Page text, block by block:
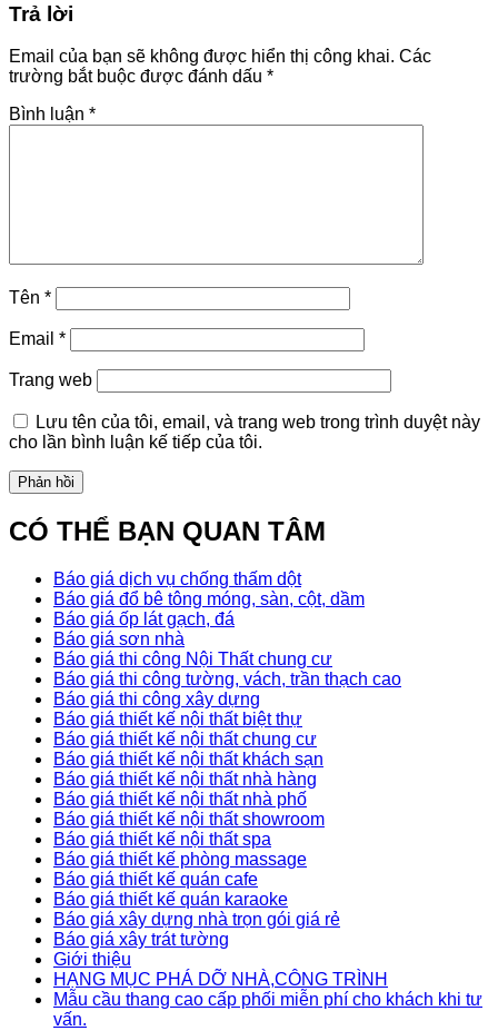
Trả lời
Email của bạn sẽ không được hiển thị công khai. Các
trường bắt buộc được đánh dấu *
Bình luận *
Tên *
Email *
Trang web
Lưu tên của tôi, email, và trang web trong trình duyệt này
cho lần bình luận kế tiếp của tôi.
CÓ THỂ BẠN QUAN TÂM
Báo giá dịch vụ chống thấm dột
Báo giá đổ bê tông móng, sàn, cột, dầm
Báo giá ốp lát gạch, đá
Báo giá sơn nhà
Báo giá thi công Nội Thất chung cư
Báo giá thi công tường, vách, trần thạch cao
Báo giá thi công xây dựng
Báo giá thiết kế nội thất biệt thự
Báo giá thiết kế nội thất chung cư
Báo giá thiết kế nội thất khách sạn
Báo giá thiết kế nội thất nhà hàng
Báo giá thiết kế nội thất nhà phố
Báo giá thiết kế nội thất showroom
Báo giá thiết kế nội thất spa
Báo giá thiết kế phòng massage
Báo giá thiết kế quán cafe
Báo giá thiết kế quán karaoke
Báo giá xây dựng nhà trọn gói giá rẻ
Báo giá xây trát tường
Giới thiệu
HẠNG MỤC PHÁ DỠ NHÀ,CÔNG TRÌNH
Mẫu cầu thang cao cấp phối miễn phí cho khách khi tư
vấn.